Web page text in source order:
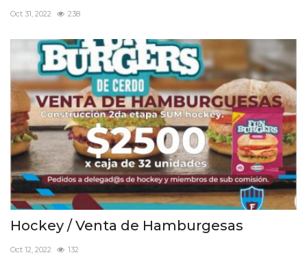
Oct 31, 2022 238
Hockey / Venta de Hamburgesas
Oct 12, 2022 132